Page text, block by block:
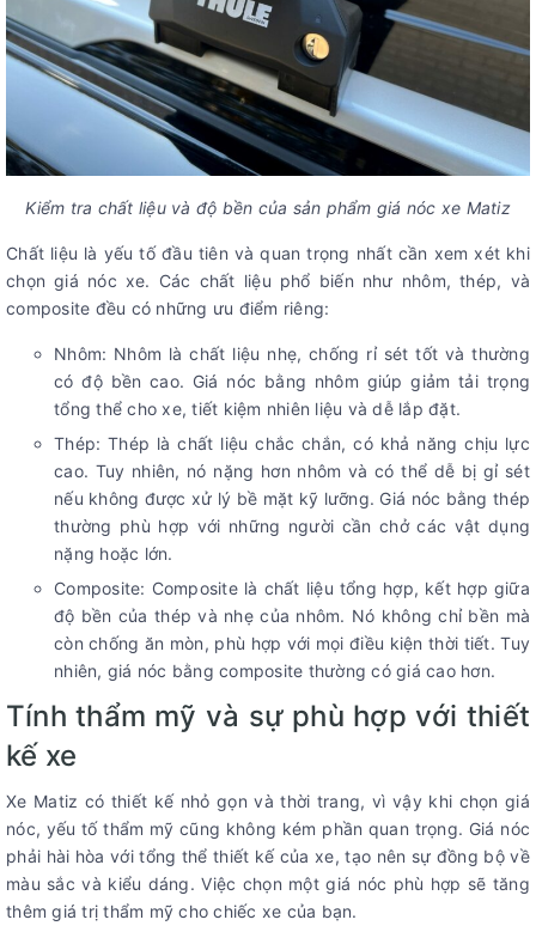
Kiểm tra chất liệu và độ bền của sản phẩm giá nóc xe Matiz
Chất liệu là yếu tố đầu tiên và quan trọng nhất cần xem xét khi
chọn giá nóc xe. Các chất liệu phổ biến như nhôm, thép, và
composite đều có những ưu điểm riêng:
Nhôm: Nhôm là chất liệu nhẹ, chống rỉ sét tốt và thường
có độ bền cao. Giá nóc bằng nhôm giúp giảm tải trọng
tổng thể cho xe, tiết kiệm nhiên liệu và dễ lắp đặt.
Thép: Thép là chất liệu chắc chắn, có khả năng chịu lực
cao. Tuy nhiên, nó nặng hơn nhôm và có thể dễ bị gỉ sét
nếu không được xử lý bề mặt kỹ lưỡng. Giá nóc bằng thép
thường phù hợp với những người cần chở các vật dụng
nặng hoặc lớn.
Composite: Composite là chất liệu tổng hợp, kết hợp giữa
độ bền của thép và nhẹ của nhôm. Nó không chỉ bền mà
còn chống ăn mòn, phù hợp với mọi điều kiện thời tiết. Tuy
nhiên, giá nóc bằng composite thường có giá cao hơn.
Tính thẩm mỹ và sự phù hợp với thiết
kế xe
Xe Matiz có thiết kế nhỏ gọn và thời trang, vì vậy khi chọn giá
nóc, yếu tố thẩm mỹ cũng không kém phần quan trọng. Giá nóc
phải hài hòa với tổng thể thiết kế của xe, tạo nên sự đồng bộ về
màu sắc và kiểu dáng. Việc chọn một giá nóc phù hợp sẽ tăng
thêm giá trị thẩm mỹ cho chiếc xe của bạn.